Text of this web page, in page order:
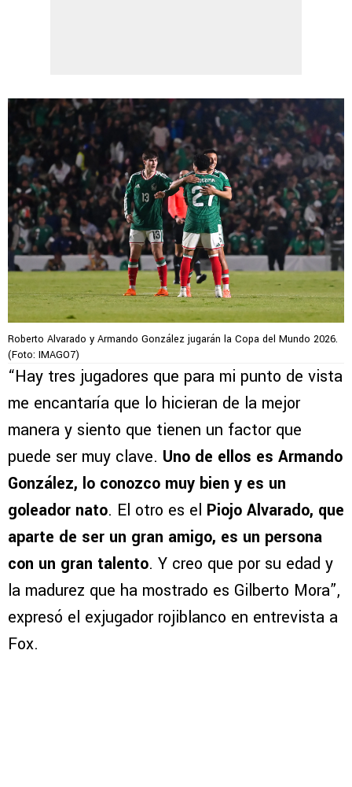
Roberto Alvarado y Armando González jugarán la Copa del Mundo 2026.
(Foto: IMAGO7)
“Hay tres jugadores que para mi punto de vista
me encantaría que lo hicieran de la mejor
manera y siento que tienen un factor que
puede ser muy clave. Uno de ellos es Armando
González, lo conozco muy bien y es un
goleador nato. El otro es el Piojo Alvarado, que
aparte de ser un gran amigo, es un persona
con un gran talento. Y creo que por su edad y
la madurez que ha mostrado es Gilberto Mora”,
expresó el exjugador rojiblanco en entrevista a
Fox.